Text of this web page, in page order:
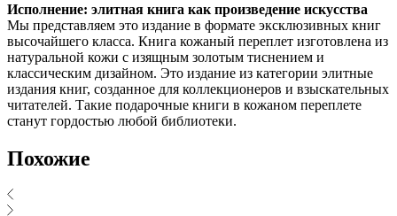
Исполнение: элитная книга как произведение искусства
Мы представляем это издание в формате эксклюзивных книг
высочайшего класса. Книга кожаный переплет изготовлена из
натуральной кожи с изящным золотым тиснением и
классическим дизайном. Это издание из категории элитные
издания книг, созданное для коллекционеров и взыскательных
читателей. Такие подарочные книги в кожаном переплете
станут гордостью любой библиотеки.
Похожие